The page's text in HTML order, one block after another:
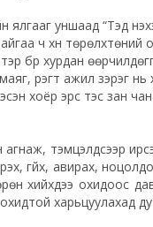
ялгааг уншаад “Тэд
ч хүн тѳрѳлхтөний
бүр хурдан
үүрэгт ажил зэрэг
хоёр эрс тэс зан
агнаж, тэмцэлдсээр
гүйх, авирах,
хийхдээ охидоос
харьцуулахад